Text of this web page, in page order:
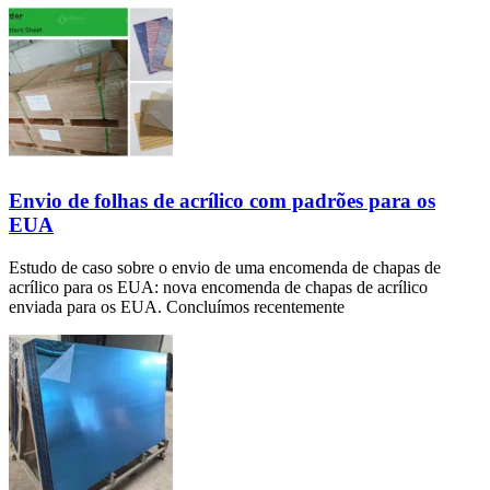
Envio de folhas de acrílico com padrões para os
EUA
Estudo de caso sobre o envio de uma encomenda de chapas de
acrílico para os EUA: nova encomenda de chapas de acrílico
enviada para os EUA. Concluímos recentemente